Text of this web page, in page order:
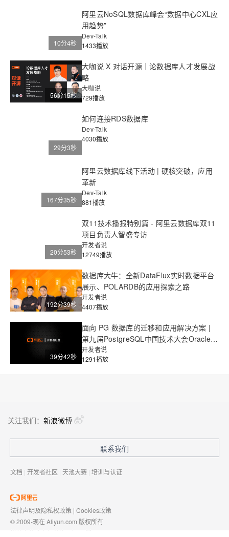
10分4秒
阿里云NoSQL数据库峰会“数据中心CXL应
用趋势”
Dev-Talk
1433播放
56分15秒
大咖说 X 对话开源｜论数据库人才发展战
略
大咖说
729播放
29分3秒
如何连接RDS数据库
Dev-Talk
4030播放
167分35秒
阿里云数据库线下活动 | 硬核突破，应用
革新
Dev-Talk
881播放
20分53秒
双11技术播报特别篇 - 阿里云数据库双11
项目负责人智盛专访
开发者说
12749播放
192分39秒
数据库大牛：全新DataFlux实时数据平台
展示、POLARDB的应用探索之路
开发者说
4407播放
39分42秒
面向 PG 数据库的迁移和应用解决方案 |
第九届PostgreSQL中国技术大会Oracle
迁移专场
开发者说
1291播放
关注我们： 新浪微博
联系我们
文档 | 开发者社区 | 天池大赛 | 培训与认证
法律声明及隐私权政策 | Cookies政策
© 2009-现在 Aliyun.com 版权所有
增值电信业务经营许可证： 浙B2-20080101